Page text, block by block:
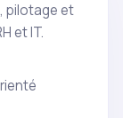
pilotage et
et IT.